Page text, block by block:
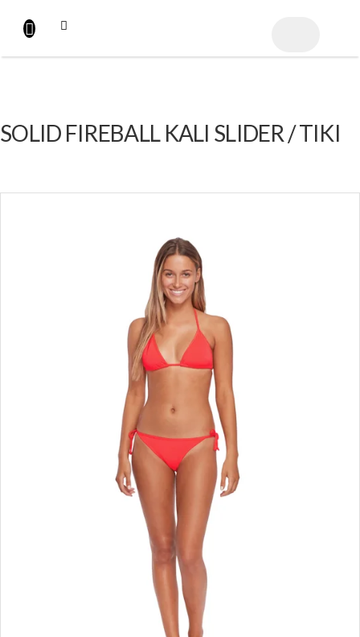
obsah
SOLID FIREBALL KALI SLIDER / TIKI